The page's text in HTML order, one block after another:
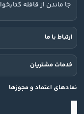
جا ماندن از قافله
ارتباط با ما
خدمات مشتریان
نمادهای اعتماد و مجوزها